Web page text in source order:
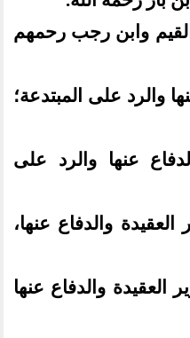
وابن رجب رحمهم
والرد على المبتدعة؛
عنها والرد على
(103)هـ في تقرير العقيدة والدفاع عنها،
(110) هـ في تقرير العقيدة والدفاع عنها